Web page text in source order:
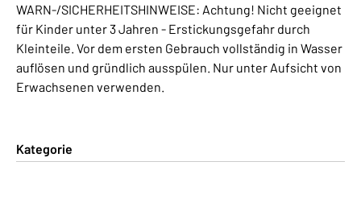
WARN-/SICHERHEITSHINWEISE: Achtung! Nicht geeignet
für Kinder unter 3 Jahren - Erstickungsgefahr durch
Kleinteile. Vor dem ersten Gebrauch vollständig in Wasser
auflösen und gründlich ausspülen. Nur unter Aufsicht von
Erwachsenen verwenden.
Kategorie